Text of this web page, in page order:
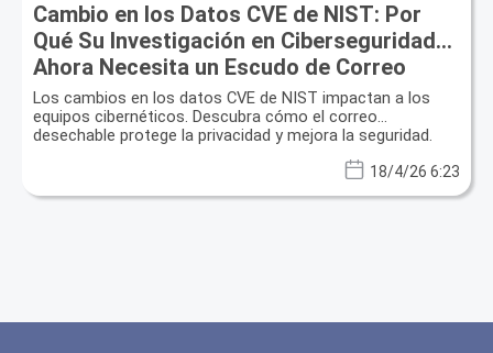
Cambio en los Datos CVE de NIST: Por
Qué Su Investigación en Ciberseguridad
Ahora Necesita un Escudo de Correo
Electrónico Desechable
Los cambios en los datos CVE de NIST impactan a los
equipos cibernéticos. Descubra cómo el correo
desechable protege la privacidad y mejora la seguridad.
18/4/26 6:23